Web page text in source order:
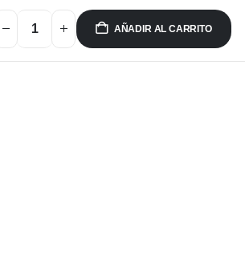
AÑADIR AL CARRITO